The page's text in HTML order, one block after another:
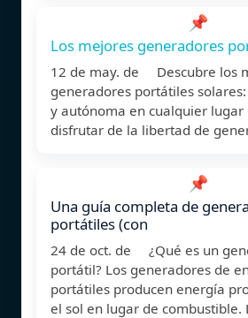
📌
Los mejores generadores
12 de may. de Descubre los
generadores portátiles
y autónoma en cualquier lugar
disfrutar de la libertad de
📌
Una guía completa de
portátiles (con
24 de oct. de ¿Qué es un
portátil? Los generadores de
portátiles producen energía
el sol en lugar de combustible.